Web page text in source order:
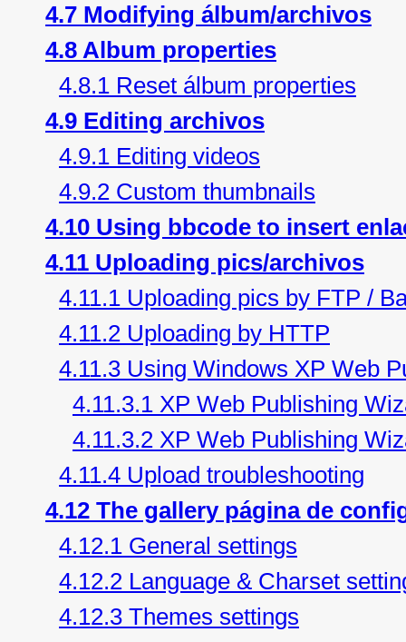
4.7 Modifying álbum/archivos
4.8 Album properties
4.8.1 Reset álbum properties
4.9 Editing archivos
4.9.1 Editing videos
4.9.2 Custom thumbnails
4.10 Using bbcode to insert
4.11 Uploading pics/archivos
4.11.1 Uploading pics by FTP /
4.11.2 Uploading by HTTP
4.11.3 Using Windows XP Web
4.11.3.1 XP Web Publishing
4.11.3.2 XP Web Publishing
4.11.4 Upload troubleshooting
4.12 The gallery página de
4.12.1 General settings
4.12.2 Language & Charset
4.12.3 Themes settings